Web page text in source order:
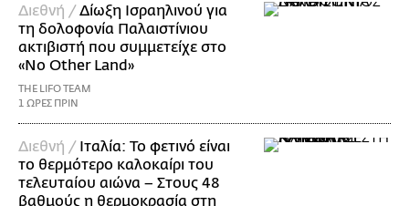
Διεθνή / Δίωξη Ισραηλινού για
τη δολοφονία Παλαιστίνιου
ακτιβιστή που συμμετείχε στο
«No Other Land»
THE LIFO TEAM
1 ΩΡΕΣ ΠΡΙΝ
Διεθνή / Ιταλία: Το φετινό είναι
το θερμότερο καλοκαίρι του
τελευταίου αιώνα – Στους 48
βαθμούς η θερμοκρασία στη